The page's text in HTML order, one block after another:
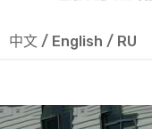
中文 / English / RU